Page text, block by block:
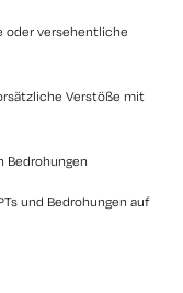
oder versehentliche
Verstöße mit
Bedrohungen
und Bedrohungen auf